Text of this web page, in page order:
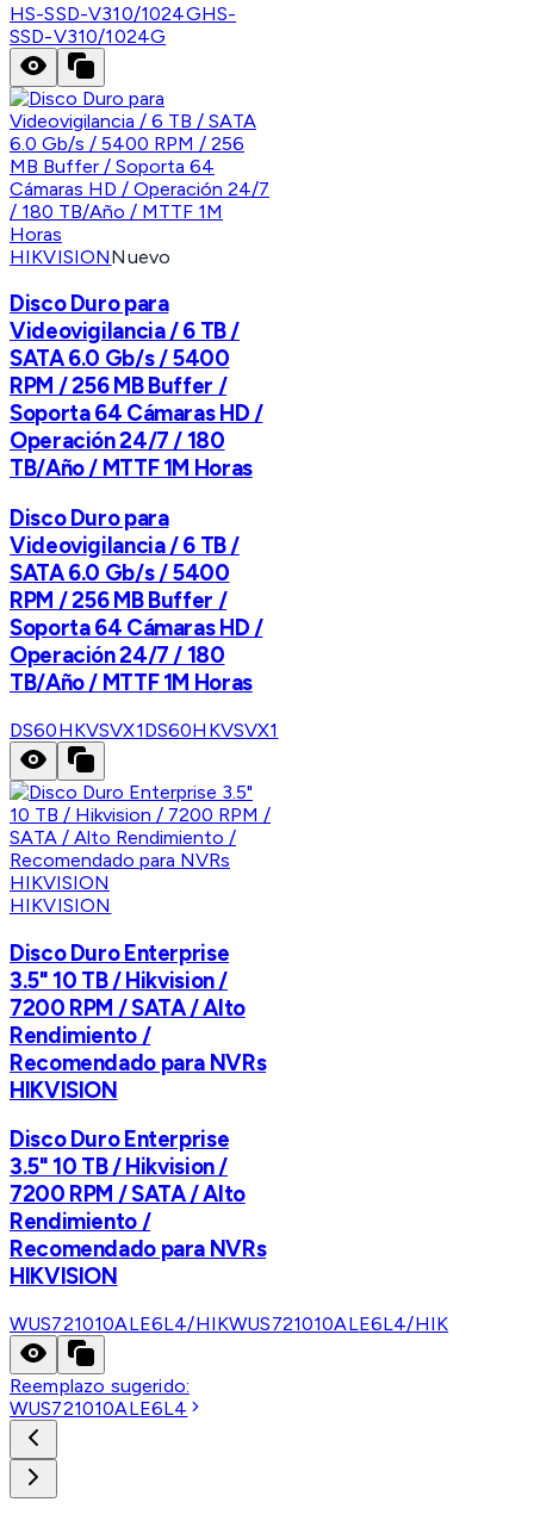
HS-SSD-V310/1024GHS-
SSD-V310/1024G
HIKVISIONNuevo
Disco Duro para
Videovigilancia / 6 TB /
SATA 6.0 Gb/s / 5400
RPM / 256 MB Buffer /
Soporta 64 Cámaras HD /
Operación 24/7 / 180
TB/Año / MTTF 1M Horas
Disco Duro para
Videovigilancia / 6 TB /
SATA 6.0 Gb/s / 5400
RPM / 256 MB Buffer /
Soporta 64 Cámaras HD /
Operación 24/7 / 180
TB/Año / MTTF 1M Horas
DS60HKVSVX1DS60HKVSVX1
HIKVISION
Disco Duro Enterprise
3.5" 10 TB / Hikvision /
7200 RPM / SATA / Alto
Rendimiento /
Recomendado para NVRs
HIKVISION
Disco Duro Enterprise
3.5" 10 TB / Hikvision /
7200 RPM / SATA / Alto
Rendimiento /
Recomendado para NVRs
HIKVISION
WUS721010ALE6L4/HIKWUS721010ALE6L4/HIK
Reemplazo sugerido:
WUS721010ALE6L4